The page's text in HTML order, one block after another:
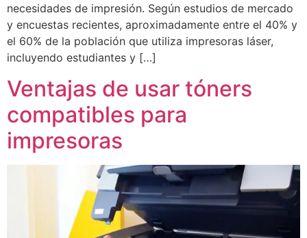
necesidades de impresión. Según estudios de mercado
y encuestas recientes, aproximadamente entre el 40% y
el 60% de la población que utiliza impresoras láser,
incluyendo estudiantes y […]
Ventajas de usar tóners
compatibles para
impresoras